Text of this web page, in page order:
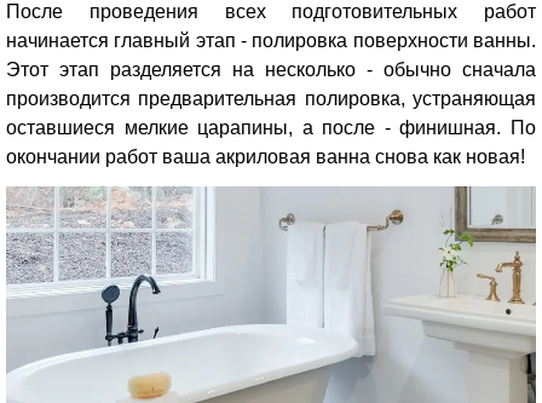
После проведения всех подготовительных работ
начинается главный этап - полировка поверхности ванны.
Этот этап разделяется на несколько - обычно сначала
производится предварительная полировка, устраняющая
оставшиеся мелкие царапины, а после - финишная. По
окончании работ ваша акриловая ванна снова как новая!